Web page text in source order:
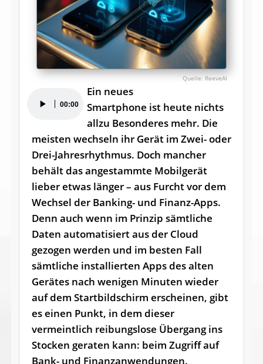
ReeveAI
Player 00:00
Ein neues
Smartphone ist heute nichts
allzu Besonderes mehr. Die
meisten wechseln ihr Gerät im Zwei- oder
Drei-Jahresrhythmus. Doch mancher
behält das angestammte Mobilgerät
lieber etwas länger – aus Furcht vor dem
Wechsel der Banking- und Finanz-Apps.
Denn auch wenn im Prinzip sämtliche
Daten automatisiert aus der Cloud
gezogen werden und im besten Fall
sämtliche installierten Apps des alten
Gerätes nach wenigen Minuten wieder
auf dem Startbildschirm erscheinen, gibt
es einen Punkt, in dem dieser
vermeintlich reibungslose Übergang ins
Stocken geraten kann: beim Zugriff auf
Bank- und Finanzanwendungen.